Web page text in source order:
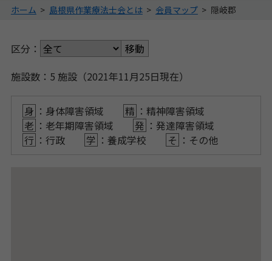
こ
ー
の
ホーム > 島根県作業療法士会とは > 会員マップ > 隠岐郡
区分：
施設数：5 施設（2021年11月25日現在）
身 ：身体障害領域 精 ：精神障害領域
老 ：老年期障害領域 発 ：発達障害領域
行 ：行政 学 ：養成学校 そ ：その他